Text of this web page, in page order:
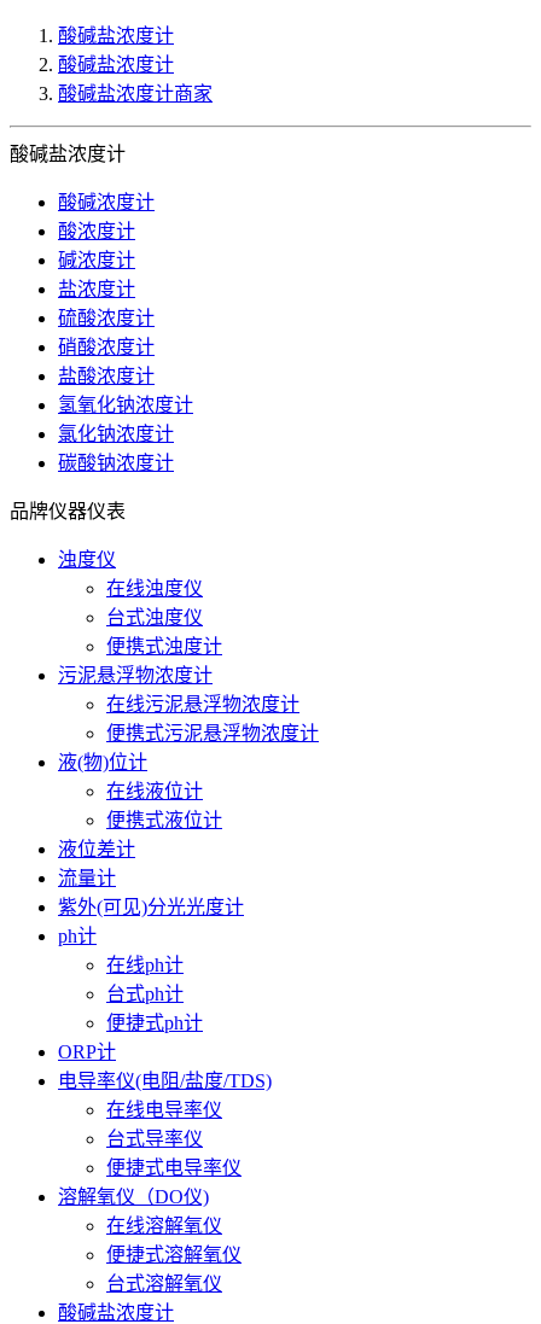
酸碱盐浓度计
酸碱盐浓度计
酸碱盐浓度计商家
酸碱盐浓度计
酸碱浓度计
酸浓度计
碱浓度计
盐浓度计
硫酸浓度计
硝酸浓度计
盐酸浓度计
氢氧化钠浓度计
氯化钠浓度计
碳酸钠浓度计
品牌仪器仪表
浊度仪
在线浊度仪
台式浊度仪
便携式浊度计
污泥悬浮物浓度计
在线污泥悬浮物浓度计
便携式污泥悬浮物浓度计
液(物)位计
在线液位计
便携式液位计
液位差计
流量计
紫外(可见)分光光度计
ph计
在线ph计
台式ph计
便捷式ph计
ORP计
电导率仪(电阻/盐度/TDS)
在线电导率仪
台式导率仪
便捷式电导率仪
溶解氧仪（DO仪)
在线溶解氧仪
便捷式溶解氧仪
台式溶解氧仪
酸碱盐浓度计